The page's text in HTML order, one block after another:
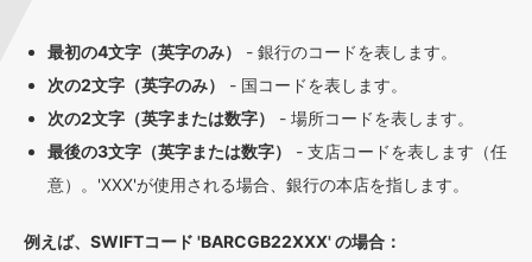
最初の4文字（英字のみ）
- 銀行のコードを表します。
次の2文字（英字のみ）
- 国コードを表します。
次の2文字（英字または数字）
- 場所コードを表します。
最後の3文字（英字または数字）
- 支店コードを表します（任
意）。'XXX'が使用される場合、銀行の本店を指します。
例えば、SWIFTコード 'BARCGB22XXX' の場合：